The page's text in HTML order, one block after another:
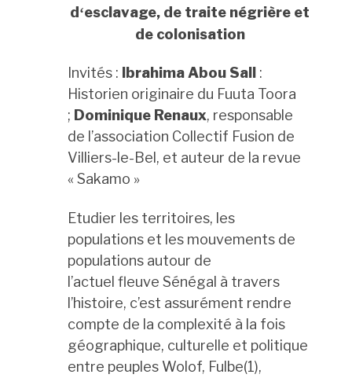
d‘esclavage, de traite négrière et
de colonisation
Invités : Ibrahima Abou Sall :
Historien originaire du Fuuta Toora
; Dominique Renaux, responsable
de l’association Collectif Fusion de
Villiers- le-Bel, et auteur de la revue
« Sakamo »
Etudier les territoires, les
populations et les mouvements de
populations autour de
l’actuel fleuve Sénégal à travers
l’histoire, c’est assurément rendre
compte de la complexité à la fois
géographique, culturelle et politique
entre peuples Wolof, Fulbe(1),